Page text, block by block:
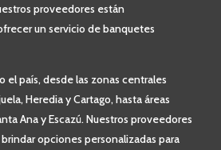
proveedores están
un servicio de banquetes
país, desde las zonas centrales
Heredia y Cartago, hasta áreas
Ana y Escazú. Nuestros proveedores
opciones personalizadas para